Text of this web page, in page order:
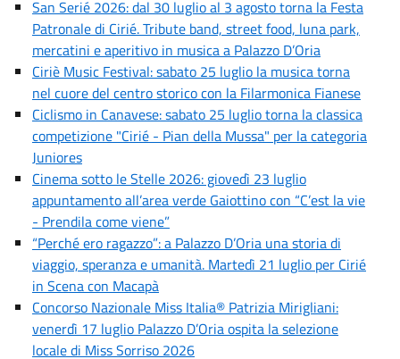
San Serié 2026: dal 30 luglio al 3 agosto torna la Festa
Patronale di Cirié. Tribute band, street food, luna park,
mercatini e aperitivo in musica a Palazzo D’Oria
Ciriè Music Festival: sabato 25 luglio la musica torna
nel cuore del centro storico con la Filarmonica Fianese
Ciclismo in Canavese: sabato 25 luglio torna la classica
competizione "Cirié - Pian della Mussa" per la categoria
Juniores
Cinema sotto le Stelle 2026: giovedì 23 luglio
appuntamento all’area verde Gaiottino con “C’est la vie
- Prendila come viene”
“Perché ero ragazzo”: a Palazzo D’Oria una storia di
viaggio, speranza e umanità. Martedì 21 luglio per Cirié
in Scena con Macapà
Concorso Nazionale Miss Italia® Patrizia Mirigliani:
venerdì 17 luglio Palazzo D’Oria ospita la selezione
locale di Miss Sorriso 2026